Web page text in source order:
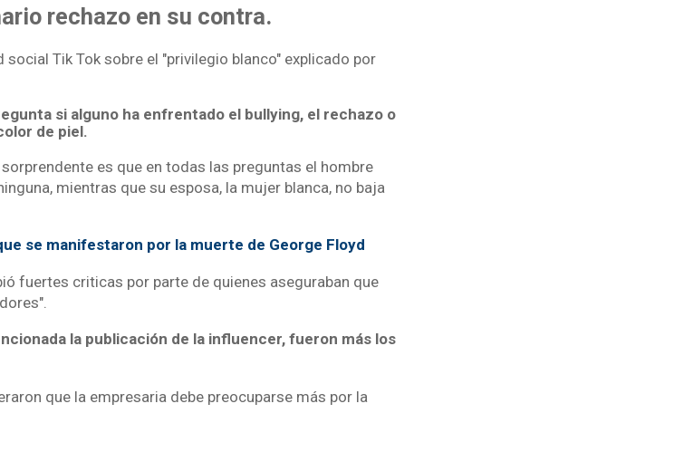
rechazo en su contra.
Tik Tok sobre el "privilegio blanco" explicado por
si alguno ha enfrentado el bullying, el rechazo o
de piel.
es que en todas las preguntas el hombre
mientras que su esposa, la mujer blanca, no baja
se manifestaron por la muerte de George Floyd
fuertes criticas por parte de quienes aseguraban que
la publicación de la influencer, fueron más los
que la empresaria debe preocuparse más por la